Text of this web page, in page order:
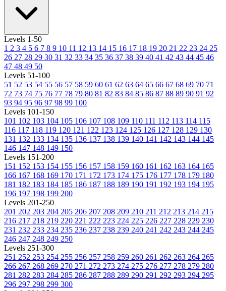
Levels 1-50
1 2 3 4 5 6 7 8 9 10 11 12 13 14 15 16 17 18 19 20 21 22 23 24 25
26 27 28 29 30 31 32 33 34 35 36 37 38 39 40 41 42 43 44 45 46
47 48 49 50
Levels 51-100
51 52 53 54 55 56 57 58 59 60 61 62 63 64 65 66 67 68 69 70 71
72 73 74 75 76 77 78 79 80 81 82 83 84 85 86 87 88 89 90 91 92
93 94 95 96 97 98 99 100
Levels 101-150
101 102 103 104 105 106 107 108 109 110 111 112 113 114 115
116 117 118 119 120 121 122 123 124 125 126 127 128 129 130
131 132 133 134 135 136 137 138 139 140 141 142 143 144 145
146 147 148 149 150
Levels 151-200
151 152 153 154 155 156 157 158 159 160 161 162 163 164 165
166 167 168 169 170 171 172 173 174 175 176 177 178 179 180
181 182 183 184 185 186 187 188 189 190 191 192 193 194 195
196 197 198 199 200
Levels 201-250
201 202 203 204 205 206 207 208 209 210 211 212 213 214 215
216 217 218 219 220 221 222 223 224 225 226 227 228 229 230
231 232 233 234 235 236 237 238 239 240 241 242 243 244 245
246 247 248 249 250
Levels 251-300
251 252 253 254 255 256 257 258 259 260 261 262 263 264 265
266 267 268 269 270 271 272 273 274 275 276 277 278 279 280
281 282 283 284 285 286 287 288 289 290 291 292 293 294 295
296 297 298 299 300